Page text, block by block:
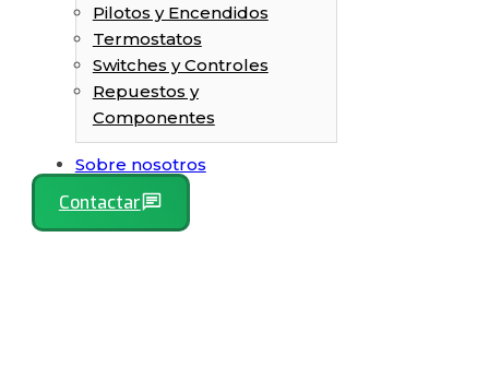
Pilotos y Encendidos
Termostatos
Switches y Controles
Repuestos y
Componentes
Sobre nosotros
Contactar